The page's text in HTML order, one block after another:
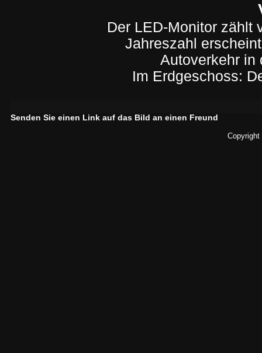
Der LED-Monitor zählt
Jahreszahl
Autoverkehr in
Im Erdgeschoss:
Senden Sie einen Link auf das Bild an einen Freund